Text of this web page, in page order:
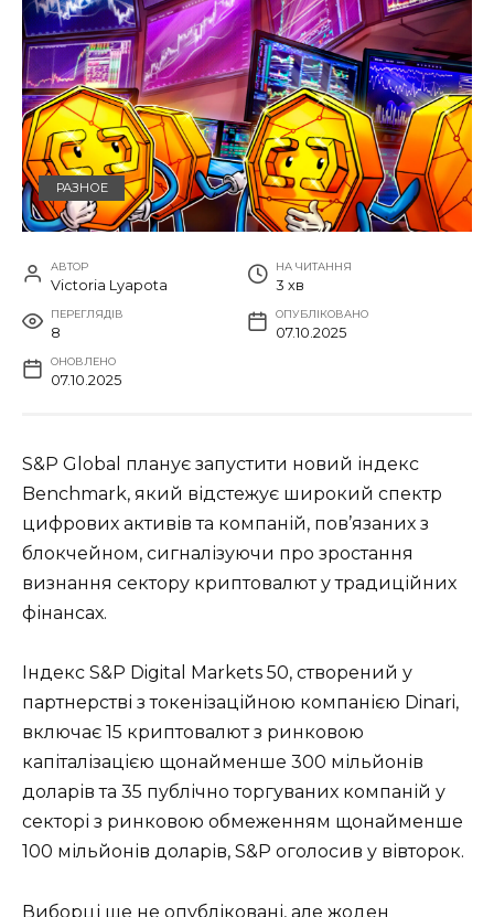
РАЗНОЕ
АВТОР
Victoria Lyapota
НА ЧИТАННЯ
3 хв
ПЕРЕГЛЯДІВ
8
ОПУБЛІКОВАНО
07.10.2025
ОНОВЛЕНО
07.10.2025
S&P Global планує запустити новий індекс
Benchmark, який відстежує широкий спектр
цифрових активів та компаній, пов’язаних з
блокчейном, сигналізуючи про зростання
визнання сектору криптовалют у традиційних
фінансах.
Індекс S&P Digital Markets 50, створений у
партнерстві з токенізаційною компанією Dinari,
включає 15 криптовалют з ринковою
капіталізацією щонайменше 300 мільйонів
доларів та 35 публічно торгуваних компаній у
секторі з ринковою обмеженням щонайменше
100 мільйонів доларів, S&P оголосив у вівторок.
Виборці ще не опубліковані, але жоден